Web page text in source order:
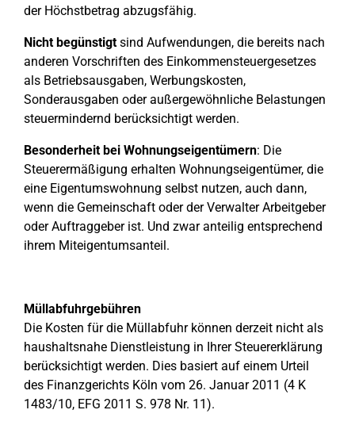
der Höchstbetrag abzugsfähig.
Nicht begünstigtsind Aufwendungen, die bereits nach
anderen Vorschriften des Einkommensteuergesetzes
als Betriebsausgaben, Werbungskosten,
Sonderausgaben oder außergewöhnliche Belastungen
steuermindernd berücksichtigt werden.
Besonderheit bei Wohnungseigentümern: Die
Steuerermäßigung erhalten Wohnungseigentümer, die
eine Eigentumswohnung selbst nutzen, auch dann,
wenn die Gemeinschaft oder der Verwalter Arbeitgeber
oder Auftraggeber ist. Und zwar anteilig entsprechend
ihrem Miteigentumsanteil.
Müllabfuhrgebühren
Die Kosten für die Müllabfuhr können derzeit nicht als
haushaltsnahe Dienstleistung in Ihrer Steuererklärung
berücksichtigt werden. Dies basiert auf einem Urteil
des Finanzgerichts Köln vom 26. Januar 2011 (4 K
1483/10, EFG 2011 S. 978 Nr. 11).